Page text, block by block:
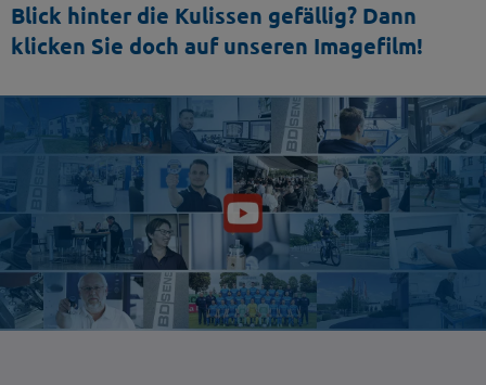
Blick hinter die Kulissen gefällig? Dann
klicken Sie doch auf unseren Imagefilm!